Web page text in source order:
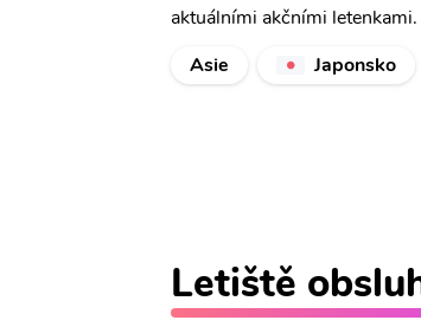
aktuálními akčními letenkami.
Asie
Japonsko
Letiště